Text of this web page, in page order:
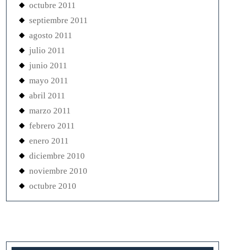
octubre 2011
septiembre 2011
agosto 2011
julio 2011
junio 2011
mayo 2011
abril 2011
marzo 2011
febrero 2011
enero 2011
diciembre 2010
noviembre 2010
octubre 2010